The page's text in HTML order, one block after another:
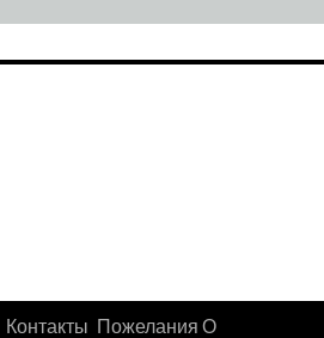
Контакты ПожеланияО